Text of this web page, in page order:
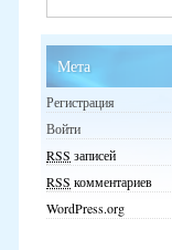
Мета
Регистрация
Войти
RSS записей
RSS комментариев
WordPress.org